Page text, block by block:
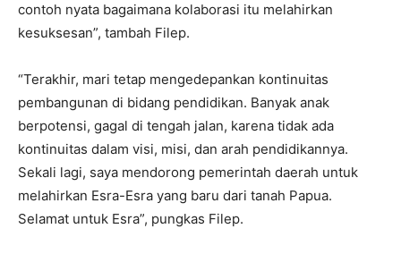
contoh nyata bagaimana kolaborasi itu melahirkan
kesuksesan”, tambah Filep.
“Terakhir, mari tetap mengedepankan kontinuitas
pembangunan di bidang pendidikan. Banyak anak
berpotensi, gagal di tengah jalan, karena tidak ada
kontinuitas dalam visi, misi, dan arah pendidikannya.
Sekali lagi, saya mendorong pemerintah daerah untuk
melahirkan Esra-Esra yang baru dari tanah Papua.
Selamat untuk Esra”, pungkas Filep.